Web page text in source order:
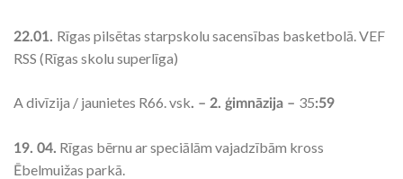
22.01. Rīgas pilsētas starpskolu sacensības basketbolā. VEF
RSS (Rīgas skolu superlīga)
A divīzija / jaunietes R66. vsk. – 2. ģimnāzija – 35:59
19. 04. Rīgas bērnu ar speciālām vajadzībām kross
Ēbelmuižas parkā.